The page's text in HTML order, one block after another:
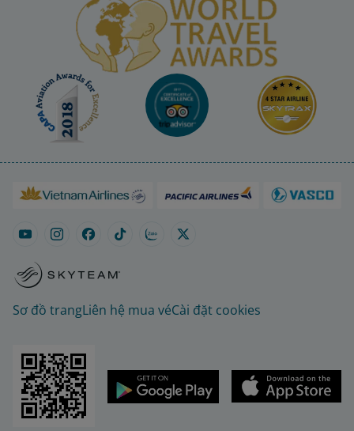
Sơ đồ trangLiên hệ mua véCài đặt cookies